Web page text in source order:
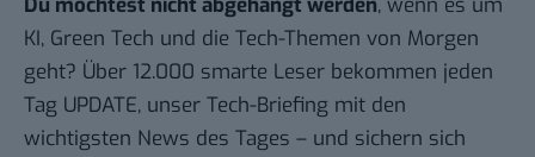
KI, Green Tech und die Tech-Themen von Morgen
geht? Über 12.000 smarte Leser bekommen jeden
Tag UPDATE, unser Tech-Briefing mit den
wichtigsten News des Tages – und sichern sich